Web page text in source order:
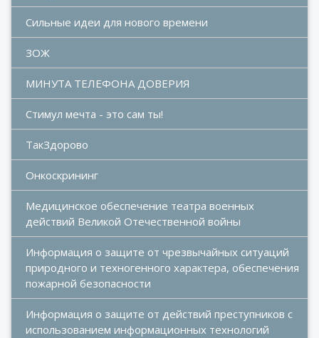
Сильные идеи для нового времени
ЗОЖ
МИНУТА ТЕЛЕФОНА ДОВЕРИЯ
Стимул мечта - это сам ты!
ТакЗдорово
Онкоскрининг
Медицинское обеспечение театра военных
действий Великой Отечественной войны
Информация о защите от чрезвычайных ситуаций
природного и техногенного характера, обеспечения
пожарной безопасности
Информация о защите от действий преступников с
использованием информационных технологий